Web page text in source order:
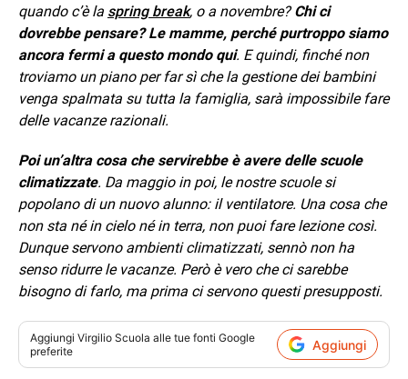
quando c’è la spring break, o a novembre?Chi ci
dovrebbe pensare? Le mamme, perché purtroppo siamo
ancora fermi a questo mondo qui. E quindi, finché non
troviamo un piano per far sì che la gestione dei bambini
venga spalmata su tutta la famiglia, sarà impossibile fare
delle vacanze razionali.
Poi un’altra cosa che servirebbe è avere delle scuole
climatizzate. Da maggio in poi, le nostre scuole si
popolano di un nuovo alunno: il ventilatore. Una cosa che
non sta né in cielo né in terra, non puoi fare lezione così.
Dunque servono ambienti climatizzati, sennò non ha
senso ridurre le vacanze. Però è vero che ci sarebbe
bisogno di farlo, ma prima ci servono questi presupposti.
Aggiungi Virgilio Scuola alle tue fonti Google
preferite
Aggiungi